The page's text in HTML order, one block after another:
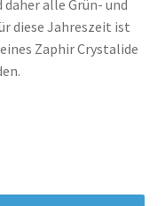
daher alle Grün- und
diese Jahreszeit ist
Zaphir Crystalide